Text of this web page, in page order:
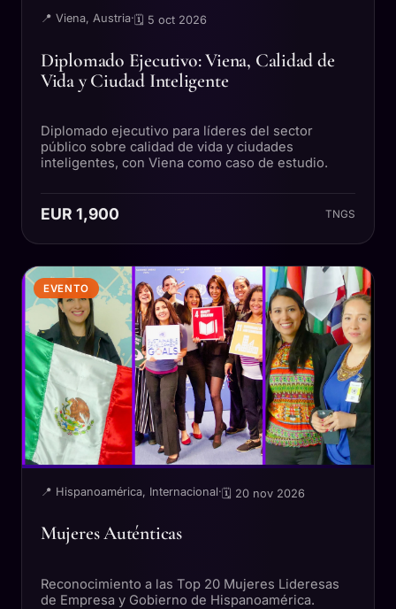
📍 Viena, Austria· 🗓 5 oct 2026
Diplomado Ejecutivo: Viena, Calidad de
Vida y Ciudad Inteligente
Diplomado ejecutivo para líderes del sector
público sobre calidad de vida y ciudades
inteligentes, con Viena como caso de estudio.
EUR 1,900 TNGS
EVENTO
📍 Hispanoamérica, Internacional· 🗓 20 nov 2026
Mujeres Auténticas
Reconocimiento a las Top 20 Mujeres Lideresas
de Empresa y Gobierno de Hispanoamérica.